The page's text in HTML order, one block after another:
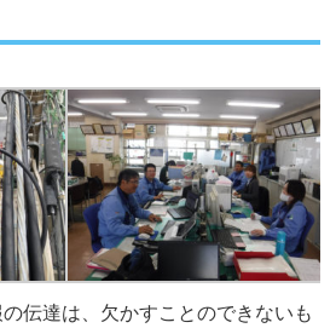
伝達は、欠かすことのできないも